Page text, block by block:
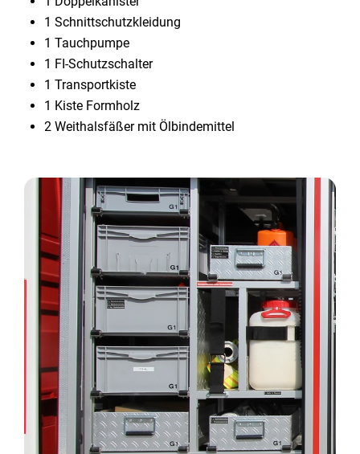
1 Schnittschutzkleidung
1 Tauchpumpe
1 FI-Schutzschalter
1 Transportkiste
1 Kiste Formholz
2 Weithalsfäßer mit Ölbindemittel